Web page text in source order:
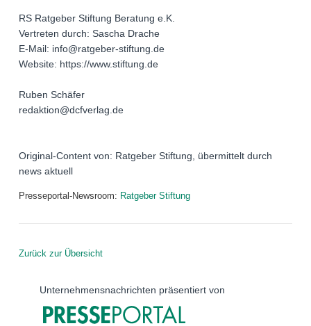
RS Ratgeber Stiftung Beratung e.K.
Vertreten durch: Sascha Drache
E-Mail: info@ratgeber-stiftung.de
Website: https://www.stiftung.de
Ruben Schäfer
redaktion@dcfverlag.de
Original-Content von: Ratgeber Stiftung, übermittelt durch
news aktuell
Presseportal-Newsroom: Ratgeber Stiftung
Zurück zur Übersicht
Unternehmensnachrichten präsentiert von